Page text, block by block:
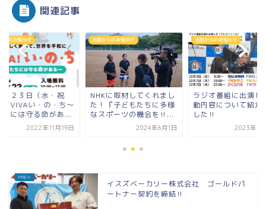
関連記事
らのお知らせ
月２３日（水・祝
『VIVAい・の・ち～
ちには守る命があ...
2022年11月19日
本部からのお知らせ
NHKに取材してくれまし
た！『子どもたちに多様
なスポーツの機会を‼...
2024年6月1日
本部からのお知らせ
ラジオ番組に出演し
動内容について紹介
した‼
2023年12
イスズベーカリー株式会社 ゴールドパ
ートナー契約を締結‼